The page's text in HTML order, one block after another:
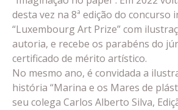
desta vez na 8ª edição do concurso
“Luxembourg Art Prize” com
autoria, e recebe os parabéns do
certificado de mérito artístico.
No mesmo ano, é convidada a
história “Marina e os Mares de
seu colega Carlos Alberto Silva,